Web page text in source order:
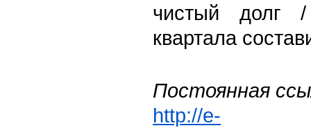
чистый долг
квартала
Постоянная
http://e-